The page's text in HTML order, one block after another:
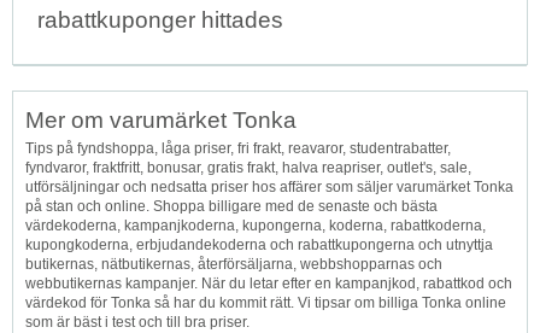
rabattkuponger hittades
Mer om varumärket Tonka
Tips på fyndshoppa, låga priser, fri frakt, reavaror, studentrabatter,
fyndvaror, fraktfritt, bonusar, gratis frakt, halva reapriser, outlet's, sale,
utförsäljningar och nedsatta priser hos affärer som säljer varumärket Tonka
på stan och online. Shoppa billigare med de senaste och bästa
värdekoderna, kampanjkoderna, kupongerna, koderna, rabattkoderna,
kupongkoderna, erbjudandekoderna och rabattkupongerna och utnyttja
butikernas, nätbutikernas, återförsäljarna, webbshopparnas och
webbutikernas kampanjer. När du letar efter en kampanjkod, rabattkod och
värdekod för Tonka så har du kommit rätt. Vi tipsar om billiga Tonka online
som är bäst i test och till bra priser.